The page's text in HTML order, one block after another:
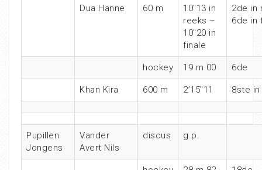
Dua Hanne 60 m
10″13 in
reeks –
10″20 in
finale
2de in
6de in
hockey 19 m 00 6de
Khan Kira 600 m 2’15″11 8ste
Pupillen
Jongens
Vander
Avert Nils
discus g.p.